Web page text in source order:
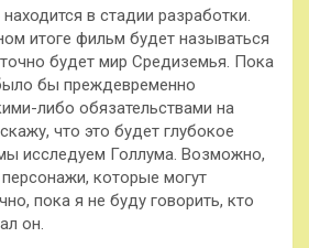
в стадии разработки.
итоге фильм будет называться
будет мир Средиземья. Пока
бы преждевременно
либо обязательствами на
что это будет глубокое
исследуем Голлума. Возможно,
которые могут
пока я не буду говорить, кто
он.